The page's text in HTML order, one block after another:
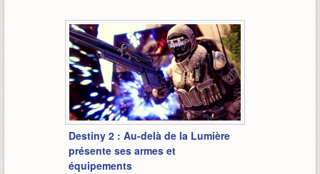
2:10
Destiny 2 : Au-delà de la Lumière
présente ses armes et
équipements